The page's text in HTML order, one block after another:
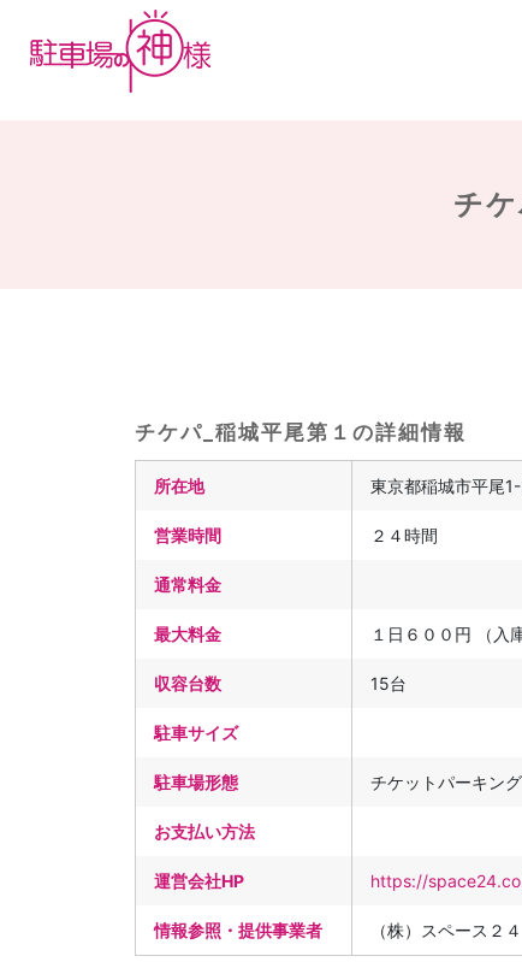
チ
チケパ_稲城平尾第１の詳細情報
所在地 東京都稲城市平尾
営業時間 ２４時間
通常料金
最大料金 １日６００円 （入
収容台数 15台
駐車サイズ
駐車場形態 チケットパーキング
お支払い方法
運営会社HP https://
情報参照・提供事業者 （株）スペース２４